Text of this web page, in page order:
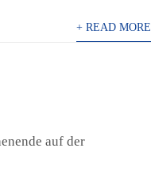
+ READ MORE
auf der